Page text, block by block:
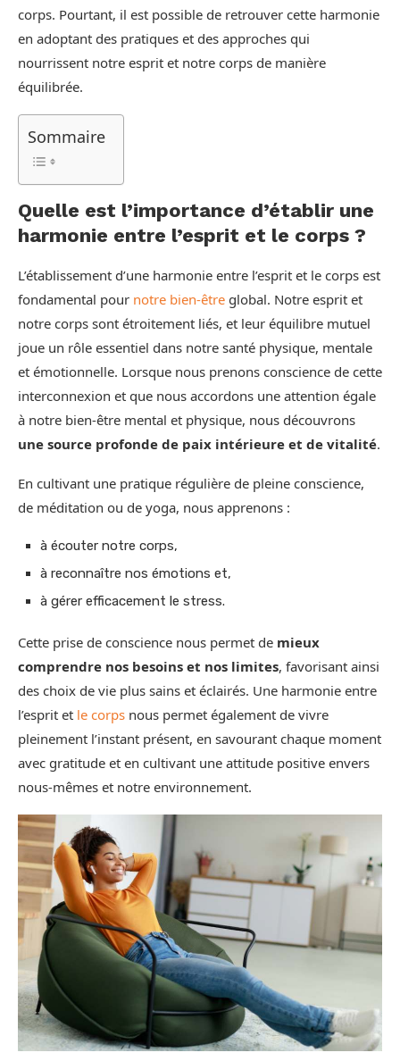
corps. Pourtant, il est possible de retrouver cette harmonie
en adoptant des pratiques et des approches qui
nourrissent notre esprit et notre corps de manière
équilibrée.
Sommaire
Quelle est l’importance d’établir une
harmonie entre l’esprit et le corps ?
L’établissement d’une harmonie entre l’esprit et le corps est
fondamental pour notre bien-être global. Notre esprit et
notre corps sont étroitement liés, et leur équilibre mutuel
joue un rôle essentiel dans notre santé physique, mentale
et émotionnelle. Lorsque nous prenons conscience de cette
interconnexion et que nous accordons une attention égale
à notre bien-être mental et physique, nous découvrons
une source profonde de paix intérieure et de vitalité.
En cultivant une pratique régulière de pleine conscience,
de méditation ou de yoga, nous apprenons :
à écouter notre corps,
à reconnaître nos émotions et,
à gérer efficacement le stress.
Cette prise de conscience nous permet de mieux
comprendre nos besoins et nos limites, favorisant ainsi
des choix de vie plus sains et éclairés. Une harmonie entre
l’esprit et le corps nous permet également de vivre
pleinement l’instant présent, en savourant chaque moment
avec gratitude et en cultivant une attitude positive envers
nous-mêmes et notre environnement.